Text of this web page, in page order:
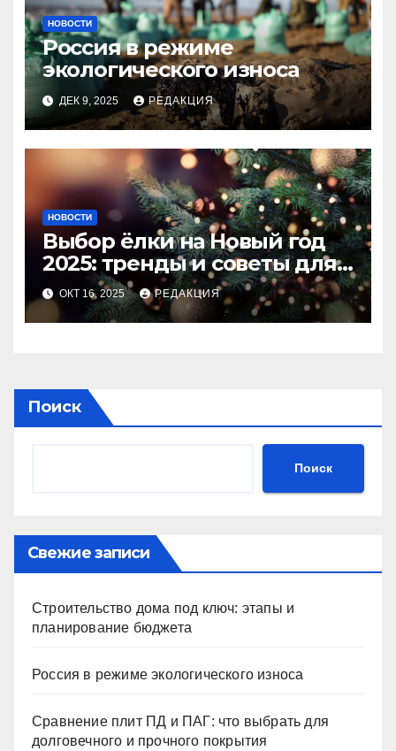
НОВОСТИ
Россия в режиме
экологического износа
ДЕК 9, 2025 РЕДАКЦИЯ
НОВОСТИ
Выбор ёлки на Новый год
2025: тренды и советы для
идеального праздника
ОКТ 16, 2025 РЕДАКЦИЯ
Поиск
Поиск
Свежие записи
Строительство дома под ключ: этапы и
планирование бюджета
Россия в режиме экологического износа
Сравнение плит ПД и ПАГ: что выбрать для
долговечного и прочного покрытия